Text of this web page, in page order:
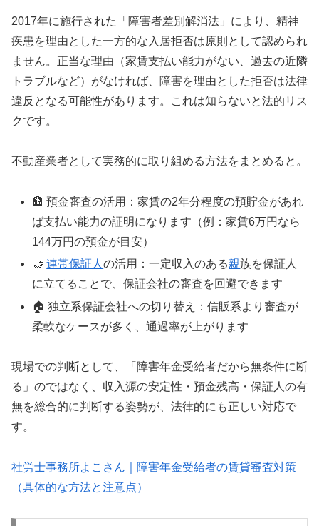
2017年に施行された「障害者差別解消法」により、精神
疾患を理由とした一方的な入居拒否は原則として認められ
ません。正当な理由（家賃支払い能力がない、過去の近隣
トラブルなど）がなければ、障害を理由とした拒否は法律
違反となる可能性があります。これは知らないと法的リス
クです。
不動産業者として実務的に取り組める方法をまとめると。
🏦 預金審査の活用：家賃の2年分程度の預貯金があれ
ば支払い能力の証明になります（例：家賃6万円なら
144万円の預金が目安）
🤝連帯保証人の活用：一定収入のある親族を保証人
に立てることで、保証会社の審査を回避できます
🏠 独立系保証会社への切り替え：信販系より審査が
柔軟なケースが多く、通過率が上がります
現場での判断として、「障害年金受給者だから無条件に断
る」のではなく、収入源の安定性・預金残高・保証人の有
無を総合的に判断する姿勢が、法律的にも正しい対応で
す。
社労士事務所よこさん｜障害年金受給者の賃貸審査対策
（具体的な方法と注意点）